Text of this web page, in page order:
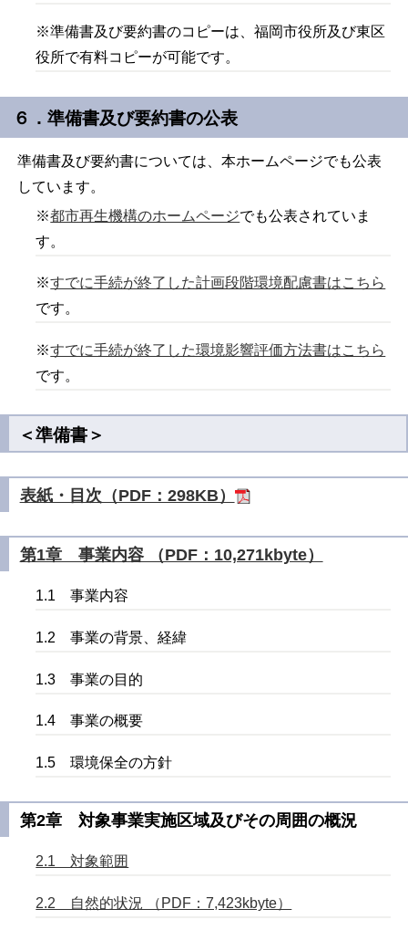
※準備書及び要約書のコピーは、福岡市役所及び東区
役所で有料コピーが可能です。
６．準備書及び要約書の公表
準備書及び要約書については、本ホームページでも公表
しています。
※都市再生機構のホームページでも公表されていま
す。
※すでに手続が終了した計画段階環境配慮書はこちら
です。
※すでに手続が終了した環境影響評価方法書はこちら
です。
＜準備書＞
表紙・目次（PDF：298KB）
第1章 事業内容 （PDF：10,271kbyte）
1.1 事業内容
1.2 事業の背景、経緯
1.3 事業の目的
1.4 事業の概要
1.5 環境保全の方針
第2章 対象事業実施区域及びその周囲の概況
2.1 対象範囲
2.2 自然的状況 （PDF：7,423kbyte）